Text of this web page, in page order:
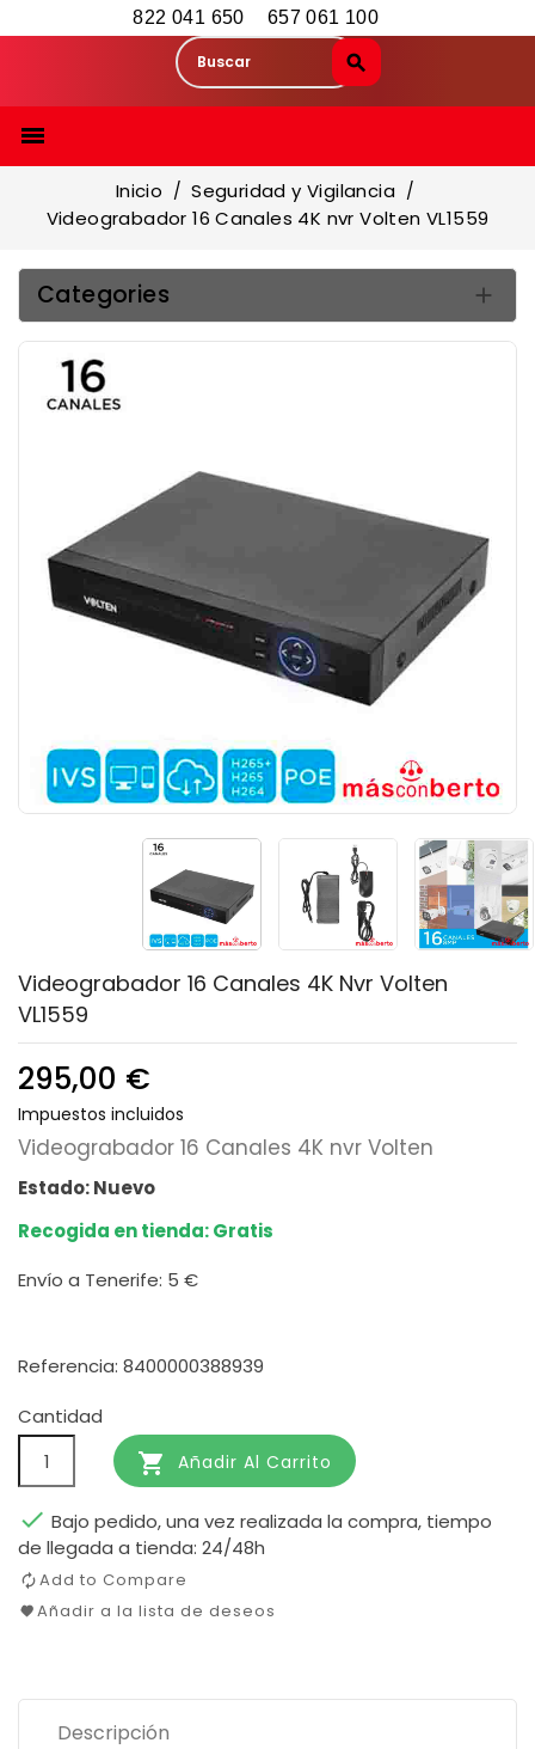
822 041 650 657 061 100

Inicio
Seguridad y Vigilancia
Videograbador 16 Canales 4K nvr Volten VL1559
Categories 
Videograbador 16 Canales 4K Nvr Volten
VL1559
295,00 €
Impuestos incluidos
Videograbador 16 Canales 4K nvr Volten
Estado: Nuevo
Recogida en tienda: Gratis
Envío a Tenerife: 5 €
Referencia: 8400000388939
Cantidad
 Añadir Al Carrito
 Bajo pedido, una vez realizada la compra, tiempo
de llegada a tienda: 24/48h
Add to Compare
Añadir a la lista de deseos
Descripción